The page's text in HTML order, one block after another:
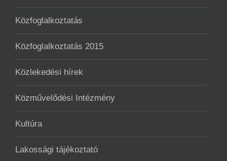
Közfoglalkoztatás
Közfoglalkoztatás 2015
Közlekedési hírek
Közművelődési Intézmény
Kultúra
Lakossági tájékoztató